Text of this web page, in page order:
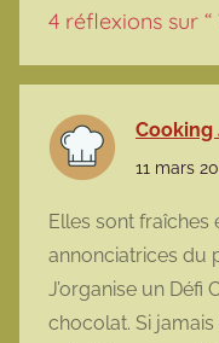
4 réflexions sur “
Cooking
11 mars
Elles sont fraîches
annonciatrices du
J’organise un Défi
chocolat. Si